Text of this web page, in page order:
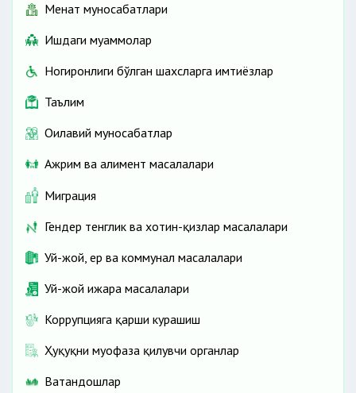
Меҳнат муносабатлари
Ишдаги муаммолар
Ногиронлиги бўлган шахсларга имтиёзлар
Таълим
Оилавий муносабатлар
Ажрим ва алимент масалалари
Миграция
Гендер тенглик ва хотин-қизлар масалалари
Уй-жой, ер ва коммунал масалалари
Уй-жой ижара масалалари
Коррупцияга қарши курашиш
Ҳуқуқни муҳофаза қилувчи органлар
Ватандошлар